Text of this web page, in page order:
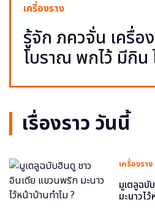
เครื่องราง
รู้จัก ภควจั่น เครื่อ
โบราณ พกไว้ มีกิน
เรื่องราว วันนี้
เครื่องราง
มูเตลูฉบั
มะนาวไ